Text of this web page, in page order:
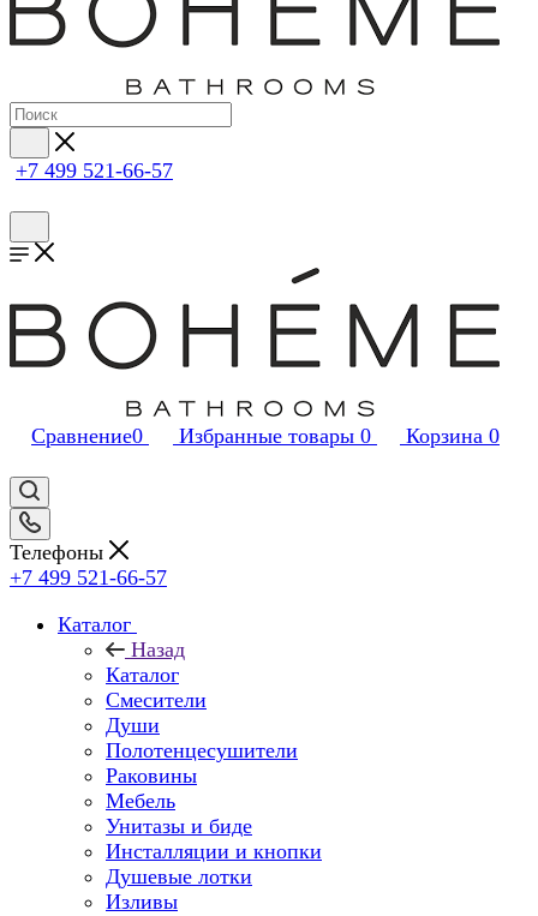
+7 499 521-66-57
Сравнение0 Избранные товары 0 Корзина 0
Телефоны
+7 499 521-66-57
Каталог
Назад
Каталог
Смесители
Души
Полотенцесушители
Раковины
Мебель
Унитазы и биде
Инсталляции и кнопки
Душевые лотки
Изливы